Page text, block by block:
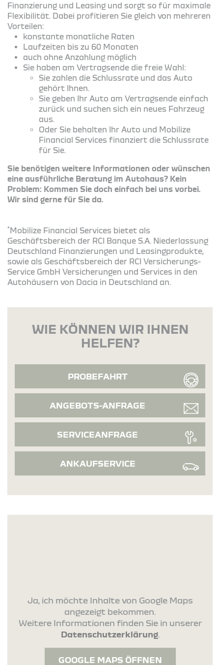
Finanzierung und Leasing und sorgt so für maximale
Flexibilität. Dabei profitieren Sie gleich von mehreren
Vorteilen:
konstante monatliche Raten
Laufzeiten bis zu 60 Monaten
auch ohne Anzahlung möglich
Sie haben am Vertragsende die freie Wahl:
Sie zahlen die Schlussrate und das Auto
gehört Ihnen.
Sie geben Ihr Auto am Vertragsende einfach
zurück und suchen sich ein neues Fahrzeug
aus.
Oder Sie behalten Ihr Auto und Mobilize
Financial Services finanziert die Schlussrate
für Sie.
Sie benötigen weitere Informationen oder wünschen
eine ausführliche Beratung im Autohaus? Kein
Problem: Kommen Sie doch einfach bei uns vorbei.
Wir sind gerne für Sie da.
*Mobilize Financial Services bietet als
Geschäftsbereich der RCI Banque S.A. Niederlassung
Deutschland Finanzierungen und Leasingprodukte,
sowie als Geschäftsbereich der RCI Versicherungs-
Service GmbH Versicherungen und Services in den
Autohäusern von Dacia in Deutschland an.
WIE KÖNNEN WIR IHNEN
HELFEN?
PROBEFAHRT
ANGEBOTS-ANFRAGE
SERVICEANFRAGE
ANKAUFSERVICE
Ja, ich möchte Inhalte von Google Maps
angezeigt bekommen.
Weitere Informationen finden Sie in unserer
Datenschutzerklärung.
GOOGLE MAPS ÖFFNEN